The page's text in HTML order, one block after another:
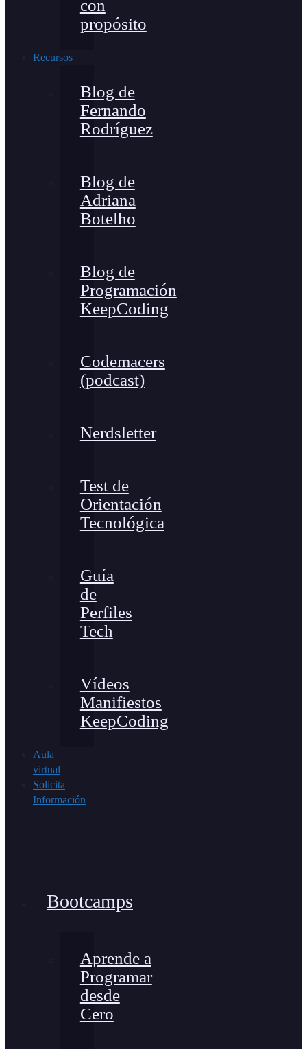
con
propósito
Recursos
Blog de
Fernando
Rodríguez
Blog de
Adriana
Botelho
Blog de
Programación
KeepCoding
Codemacers
(podcast)
Nerdsletter
Test de
Orientación
Tecnológica
Guía
de
Perfiles
Tech
Vídeos
Manifiestos
KeepCoding
Aula
virtual
Solicita
Información
Bootcamps
Aprende a
Programar
desde
Cero